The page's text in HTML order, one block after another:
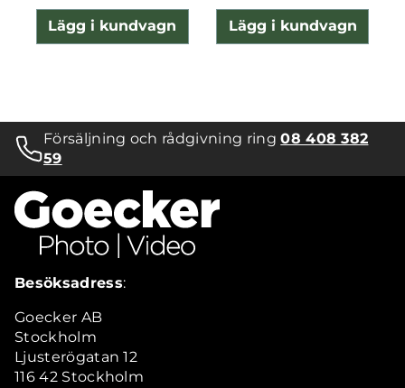
Lägg i kundvagn Lägg i kundvagn
Försäljning och rådgivning ring08 408 382
59
Besöksadress:
Goecker AB
Stockholm
Ljusterögatan 12
116 42 Stockholm